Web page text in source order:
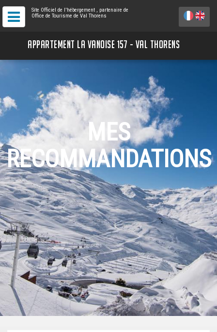
Site Officiel de l'hébergement , partenaire de
Office de Tourisme de Val Thorens
APPARTEMENT LA VANOISE 157 - VAL THORENS
MES
RECOMMANDATIONS